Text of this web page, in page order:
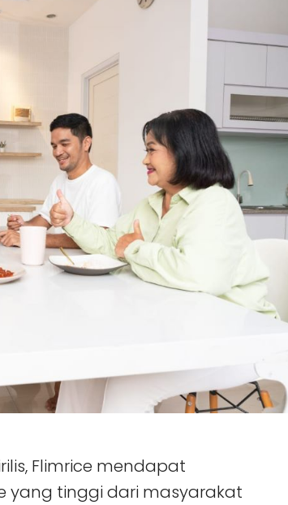
Flimrice mendapat
tinggi dari masyarakat